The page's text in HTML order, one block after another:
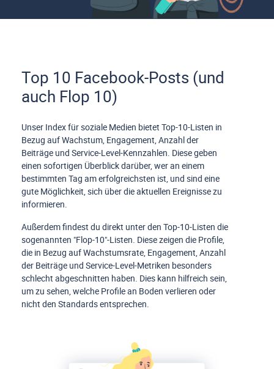
Top 10 Facebook-Posts (und
auch Flop 10)
Unser Index für soziale Medien bietet Top-10-Listen in
Bezug auf Wachstum, Engagement, Anzahl der
Beiträge und Service-Level-Kennzahlen. Diese geben
einen sofortigen Überblick darüber, wer an einem
bestimmten Tag am erfolgreichsten ist, und sind eine
gute Möglichkeit, sich über die aktuellen Ereignisse zu
informieren.
Außerdem findest du direkt unter den Top-10-Listen die
sogenannten "Flop-10"-Listen. Diese zeigen die Profile,
die in Bezug auf Wachstumsrate, Engagement, Anzahl
der Beiträge und Service-Level-Metriken besonders
schlecht abgeschnitten haben. Dies kann hilfreich sein,
um zu sehen, welche Profile an Boden verlieren oder
nicht den Standards entsprechen.